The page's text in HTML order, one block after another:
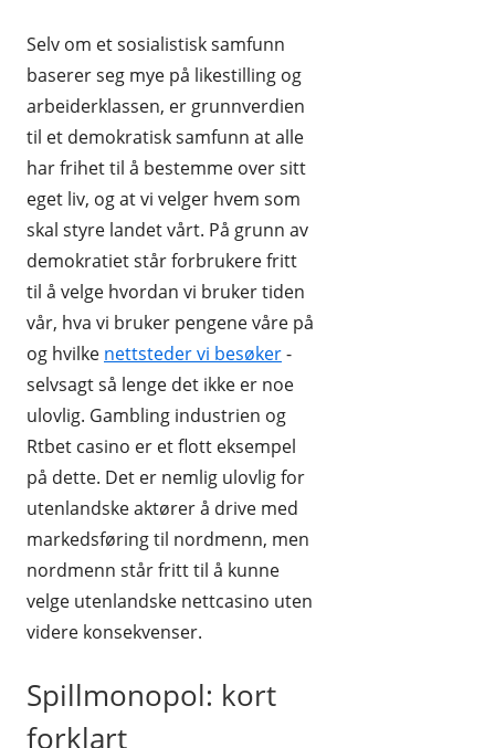
Selv om et sosialistisk samfunn
baserer seg mye på likestilling og
arbeiderklassen, er grunnverdien
til et demokratisk samfunn at alle
har frihet til å bestemme over sitt
eget liv, og at vi velger hvem som
skal styre landet vårt. På grunn av
demokratiet står forbrukere fritt
til å velge hvordan vi bruker tiden
vår, hva vi bruker pengene våre på
og hvilke nettsteder vi besøker-
selvsagt så lenge det ikke er noe
ulovlig. Gambling industrien og
Rtbet casino er et flott eksempel
på dette. Det er nemlig ulovlig for
utenlandske aktører å drive med
markedsføring til nordmenn, men
nordmenn står fritt til å kunne
velge utenlandske nettcasino uten
videre konsekvenser.
Spillmonopol: kort
forklart